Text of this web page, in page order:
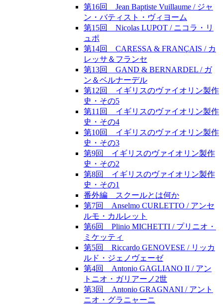
第16回 Jean Baptiste Vuillaume / ジャ
ン・バティスト・ヴィヨーム
第15回 Nicolas LUPOT / ニコラ・リ
ュポ
第14回 CARESSA & FRANÇAIS / カ
レッサ＆フランセ
第13回 GAND & BERNARDEL / ガ
ン＆ベルナーデル
第12回 イギリスのヴァイオリン製作
史・その5
第11回 イギリスのヴァイオリン製作
史・その4
第10回 イギリスのヴァイオリン製作
史・その3
第9回 イギリスのヴァイオリン製作
史・その2
第8回 イギリスのヴァイオリン製作
史・その1
番外編 スクールとは何か
第7回 Anselmo CURLETTO / アンセ
ルモ・カルレット
第6回 Plinio MICHETTI / プリニオ・
ミケッティ
第5回 Riccardo GENOVESE / リッカ
ルド・ジェノヴェーゼ
第4回 Antonio GAGLIANO II / アン
トニオ・ガリアーノ2世
第3回 Antonio GRAGNANI / アント
ニオ・グラニャーニ